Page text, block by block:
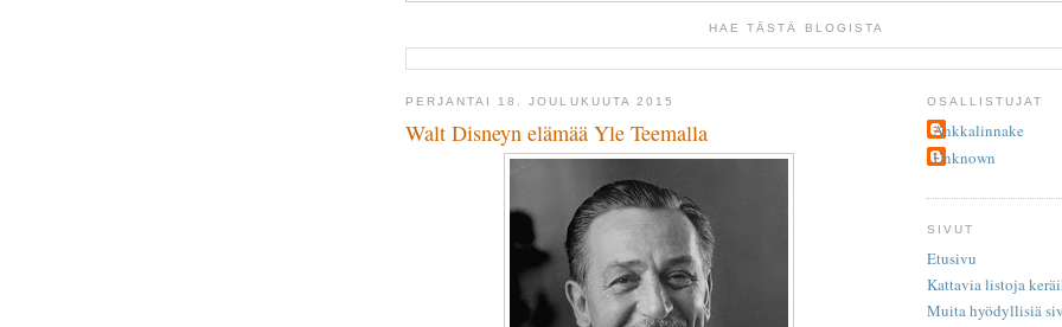
HAE TÄSTÄ BLOGISTA
PERJANTAI 18. JOULUKUUTA 2015
Walt Disneyn elämää Yle Teemalla
OSALLISTUJAT
Ankkalinnake
Unknown
SIVUT
Etusivu
Kattavia listoja
Muita hyödyllisiä